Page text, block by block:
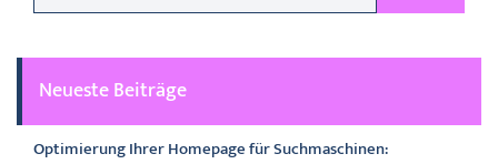
Neueste Beiträge
Optimierung Ihrer Homepage für Suchmaschinen: